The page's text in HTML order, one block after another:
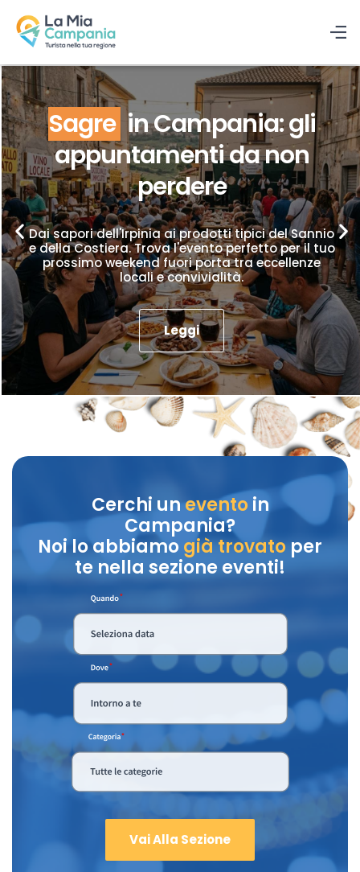
Sagre in Campania: gli
appuntamenti da non
perdere
Dai sapori dell'Irpinia ai prodotti tipici del Sannio
e della Costiera. Trova l'evento perfetto per il tuo
prossimo weekend fuori porta tra eccellenze
locali e convivialità.
Leggi
Cerchi unevento in
Campania?
Noi lo abbiamo già trovatoper
te nella sezione eventi!
Vai Alla Sezione